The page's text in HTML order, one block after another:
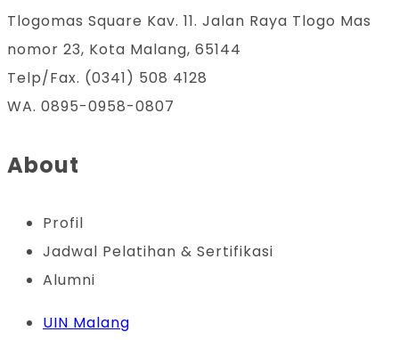
AI
yang
Siap
Mempercepat
Tlogomas Square Kav. 11. Jalan Raya Tlogo Mas
nomor 23, Kota Malang, 65144
Telp/Fax. (0341) 508 4128
WA. 0895-0958-0807
About
Profil
Jadwal Pelatihan & Sertifikasi
Alumni
UIN Malang